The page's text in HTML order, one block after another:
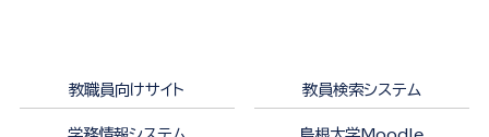
教職員向けサイト 教員検索システム